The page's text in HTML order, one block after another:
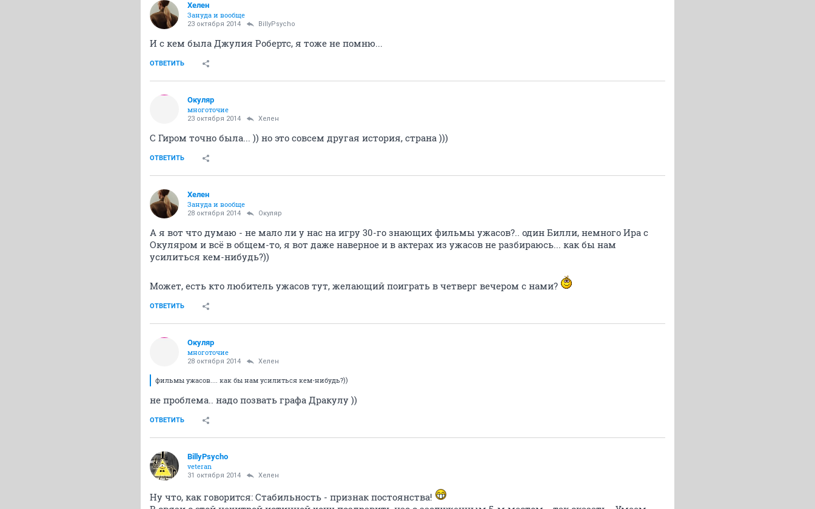
Хелен
Зануда и вообще
23 октября 2014 BillyPsycho
И с кем была Джулия Робертс, я тоже не помню...
ОТВЕТИТЬ
Окуляр
многоточие
23 октября 2014 Хелен
С Гиром точно была... )) но это совсем другая история, страна )))
ОТВЕТИТЬ
Хелен
Зануда и вообще
28 октября 2014 Окуляр
А я вот что думаю - не мало ли у нас на игру 30-го знающих фильмы ужасов?.. один Билли, немного Ира с
Окуляром и всё в общем-то, я вот даже наверное и в актерах из ужасов не разбираюсь... как бы нам
усилиться кем-нибудь?))
Может, есть кто любитель ужасов тут, желающий поиграть в четверг вечером с нами?
ОТВЕТИТЬ
Окуляр
многоточие
28 октября 2014 Хелен
фильмы ужасов.... как бы нам усилиться кем-нибудь?))
не проблема.. надо позвать графа Дракулу ))
ОТВЕТИТЬ
BillyPsycho
veteran
31 октября 2014 Хелен
Ну что, как говорится: Стабильность - признак постоянства!